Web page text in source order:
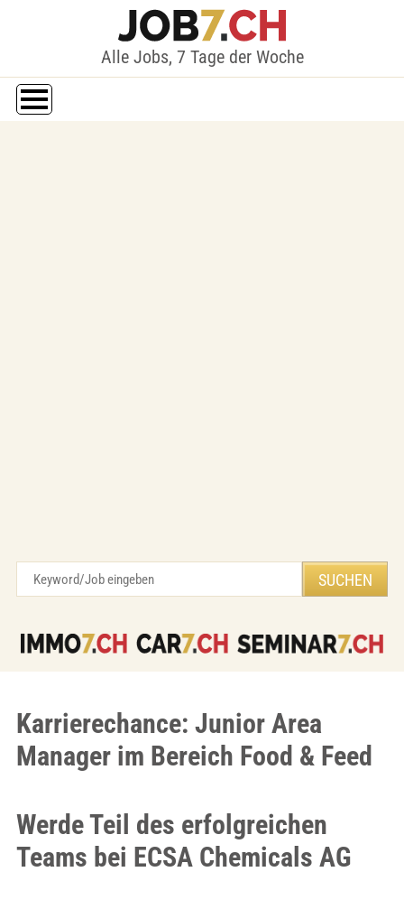
Alle Jobs, 7 Tage der Woche
Karrierechance: Junior Area
Manager im Bereich Food & Feed
Werde Teil des erfolgreichen
Teams bei ECSA Chemicals AG